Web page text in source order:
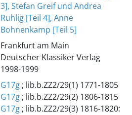
3], Stefan Greif und Andrea
Ruhlig [Teil 4], Anne
Bohnenkamp [Teil 5]
Frankfurt am Main
Deutscher Klassiker Verlag
1998-1999
G17g; lib.b.ZZ2/29(1) 1771-1805
G17g; lib.b.ZZ2/29(2) 1806-1815
G17g; lib.b.ZZ2/29(3) 1816-1820: